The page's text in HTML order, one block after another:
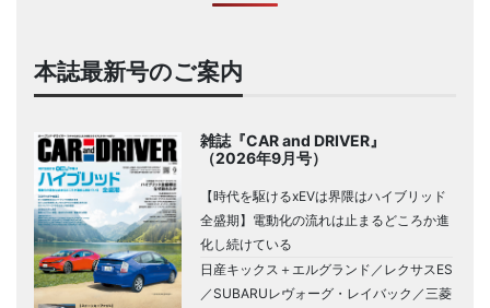
本誌最新号のご案内
雑誌『CAR and DRIVER』
（2026年9月号）
【時代を駆けるxEVは界隈はハイブリッド
全盛期】電動化の流れは止まるどころか進
化し続けている
日産キックス＋エルグランド／レクサスES
／SUBARUレヴォーグ・レイバック／三菱